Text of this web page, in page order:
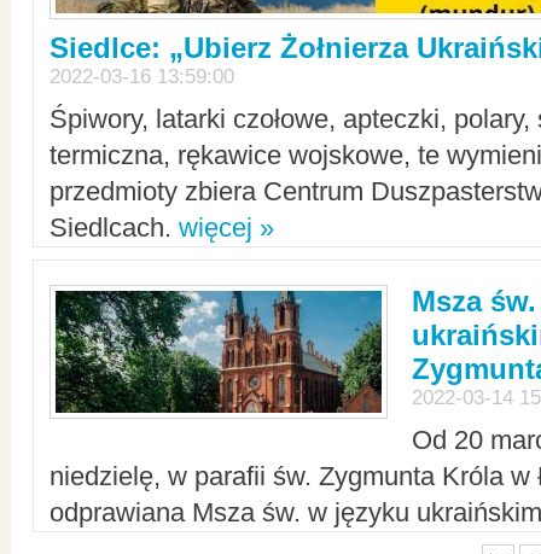
Siedlce: „Ubierz Żołnierza
2022-03-16 13:59:00
Śpiwory, latarki czołowe, apteczki,
termiczna, rękawice wojskowe, te
przedmioty zbiera Centrum
Siedlcach. więcej »
Msza
2022-03-14
Od 20
niedzielę, w parafii św. Zygmunta Króla w
odprawiana Msza św. w języku